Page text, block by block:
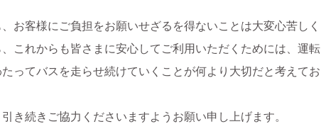
お客様にご負担をお願いせざるを得ないことは大変心苦しく
これからも皆さまに安心してご利用いただくためには、運転
ってバスを走らせ続けていくことが何より大切だと考えてお
き続きご協力くださいますようお願い申し上げます。